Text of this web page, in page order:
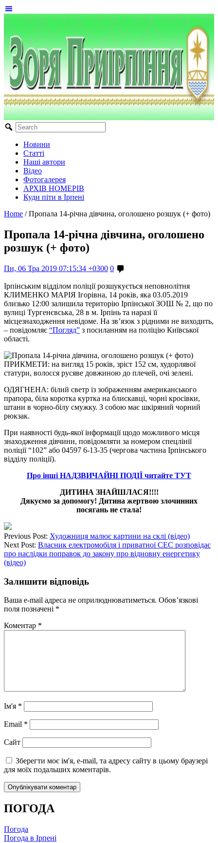
Новини
Статті
Наші автори
Відео
Фотогалерея
АРХІВ НОМЕРІВ
Куди піти в Ірпені
Home / Пропала 14-річна дівчина, оголошено розшук (+ фото)
Пропала 14-річна дівчина, оголошено
розшук (+ фото)
Пн, 06 Тра 2019 07:15:34 +0300 0
Ірпінським відділом поліції розшукується неповнолітня
КЛИМЕНКО МАРІЯ Ігорівна, 14 років, яка 03.05.2019
близько 12:00 залишила територію Ірпінської ЗОШ № 2, що по
вулиці Тургенєвська, 28 в м. Ірпінь та наразі її
місцезнаходження невідоме. На зв’язок з рідними не виходить,
– повідомляє “Погляд” з посиланням на поліцію Київської
області.
ПРИКМЕТИ: на вигляд 15 років, зріст 152 см, худорлявої
статури, волосся русяве довжиною до плечей, очі зелені.
ОДЯГНЕНА: білий светр із зображенням американського
прапора, біла коротка куртка на блискавці, чорні кросівки,
штани в чорно-білу смужку. З собою має шкіряний чорний
рюкзак.
При наявності будь-якої інформації щодо можливого місця
знаходження дівчини, повідомляти за номером спецлінії
поліції “102” або 04597 6-13-35 (чергова частина Ірпінського
відділу поліції).
Про інші НАДЗВИЧАЙНІ ПОДІЇ читайте ТУТ
ДИТИНА ЗНАЙШЛАСЯ!!!!
Дякуємо за допомогу! Дитина жертвою злочинних
посягань не стала!
Previous Post: Художниця малює картини на склі (відео)
Next Post: Власник електромобіля і приватної СЕС розповідає
про наслідки поправок до закону про відновну енергетику
(відео)
Залишити відповідь
Ваша e-mail адреса не оприлюднюватиметься. Обов’язкові
поля позначені *
Коментар *
Ім'я *
Email *
Сайт
Зберегти моє ім'я, e-mail, та адресу сайту в цьому браузері
для моїх подальших коментарів.
ПОГОДА
Погода
Погода в Ірпені